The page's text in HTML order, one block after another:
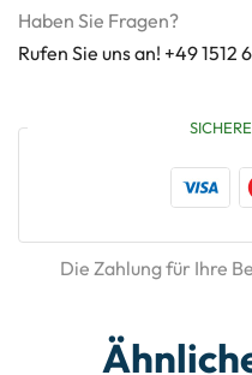
Haben Sie Fragen?
Rufen Sie uns an! +49 1512
SICHERE
Die Zahlung für Ihre